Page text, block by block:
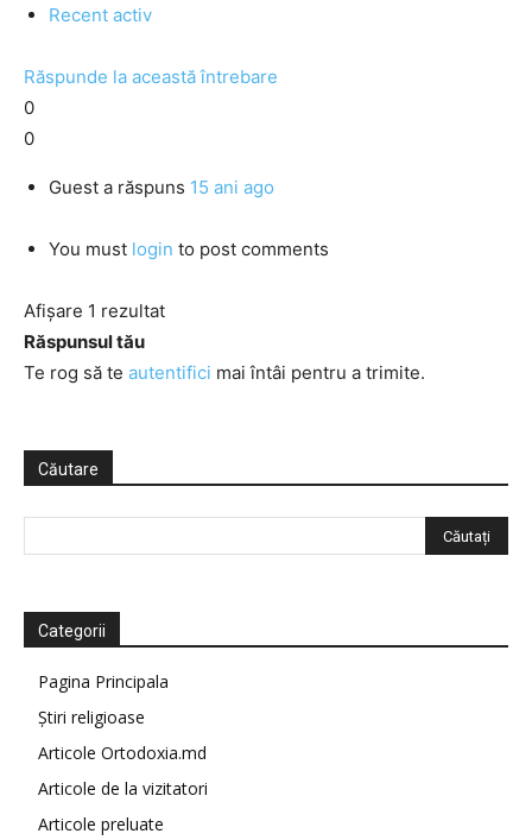
Recent activ
Răspunde la această întrebare
0
0
Guest a răspuns 15 ani ago
You must login to post comments
Afișare 1 rezultat
Răspunsul tău
Te rog să te autentifici mai întâi pentru a trimite.
Căutare
Categorii
Pagina Principala
Știri religioase
Articole Ortodoxia.md
Articole de la vizitatori
Articole preluate